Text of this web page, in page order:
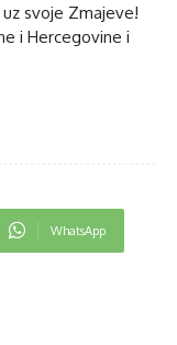
svoje Zmajeve!
i Hercegovine i
WhatsApp